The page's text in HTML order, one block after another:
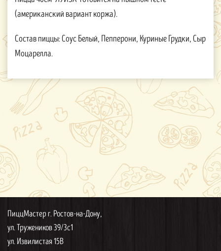
(американский вариант коржа).
Состав пиццы: Соус Белый, Пепперони, Куриные Грудки, Сыр
Моцарелла.
ПиццМастер г. Ростов-на-Дону,
ул. Тружеников 39/3с1
ул. Извилистая 15В